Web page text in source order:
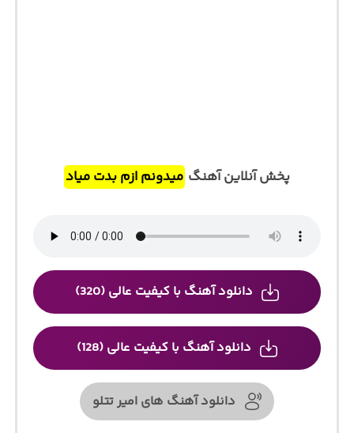
پخش آنلاین آهنگ میدونم ازم بدت میاد
دانلود آهنگ با کیفیت عالی (320)
دانلود آهنگ با کیفیت عالی (128)
دانلود آهنگ های امیر تتلو